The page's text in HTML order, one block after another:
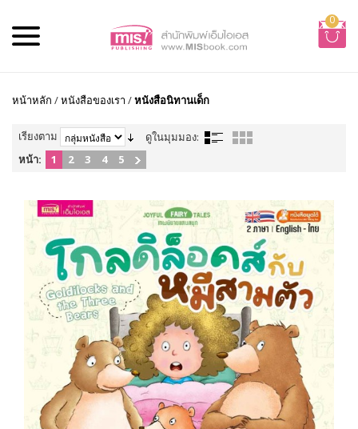
0
หน้าหลัก /หนังสือของเรา /หนังสือนิทานเด็ก
เรียงตาม
ดูในมุมมอง:
หน้า:
1 2 3 4 5